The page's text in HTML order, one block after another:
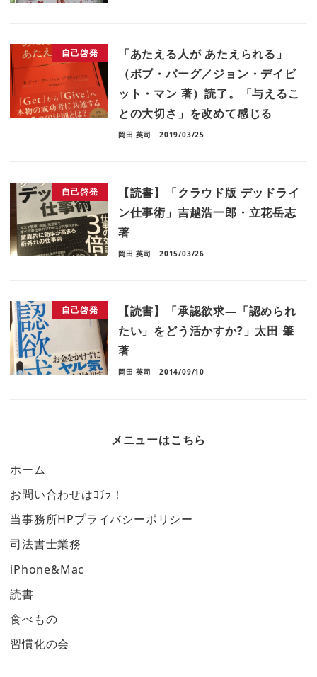
自己啓発
「あたえる人が あたえられる」
（ボブ・バーグ／ジョン・デイビ
ット・マン 著）読了。「与えるこ
との大切さ」を改めて感じる
岡田 英司 2019/03/25
自己啓発
【読書】「クラウド版 デッドライ
ン仕事術」吉越浩一郎・立花岳志
著
岡田 英司 2015/03/26
自己啓発
【読書】「承認欲求―「認められ
たい」をどう活かすか?」太田 肇
著
岡田 英司 2014/09/10
メニューはこちら
ホーム
お問い合わせはｺﾁﾗ！
当事務所HPプライバシーポリシー
司法書士業務
iPhone&Mac
読書
食べもの
習慣化の会